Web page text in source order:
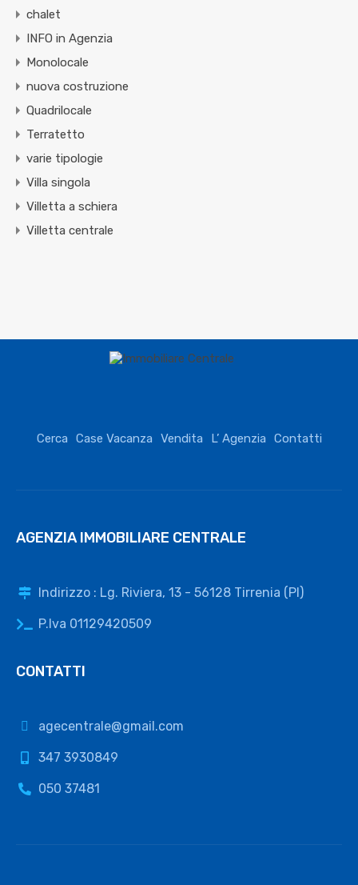
chalet
INFO in Agenzia
Monolocale
nuova costruzione
Quadrilocale
Terratetto
varie tipologie
Villa singola
Villetta a schiera
Villetta centrale
Cerca Case Vacanza Vendita L’ Agenzia Contatti
AGENZIA IMMOBILIARE CENTRALE
Indirizzo : Lg. Riviera, 13 - 56128 Tirrenia (PI)
P.Iva 01129420509
CONTATTI
agecentrale@gmail.com
347 3930849
050 37481